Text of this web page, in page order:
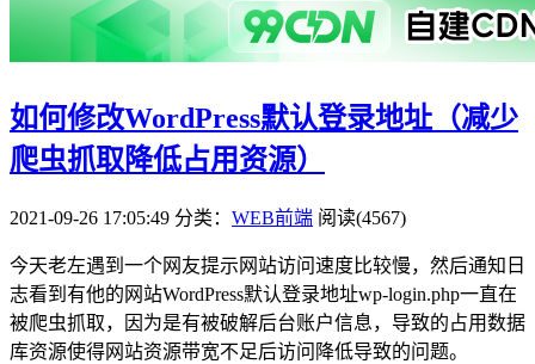
如何修改WordPress默认登录地址（减少
爬虫抓取降低占用资源）
2021-09-26 17:05:49 分类： WEB前端 阅读(4567)
今天老左遇到一个网友提示网站访问速度比较慢，然后通知日
志看到有他的网站WordPress默认登录地址wp-login.php一直在
被爬虫抓取，因为是有被破解后台账户信息，导致的占用数据
库资源使得网站资源带宽不足后访问降低导致的问题。